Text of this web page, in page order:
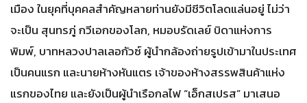
เมือง ในยุคที่บุคคลสำคัญหลายท่านยังมีชีวิตโลดแล่นอยู่ ไม่ว่า
จะเป็น สุนทรภู่ กวีเอกของโลก, หมอบรัดเลย์ บิดาแห่งการ
พิมพ์, บาทหลวงปาลเลอกัวซ์ ผู้นำกล้องถ่ายรูปเข้ามาในประเทศ
เป็นคนแรก และนายห้างหันแตร เจ้าของห้างสรรพสินค้าแห่ง
แรกของไทย และยังเป็นผู้นำเรือกลไฟ “เอ็กสเปรส” มาเสนอ